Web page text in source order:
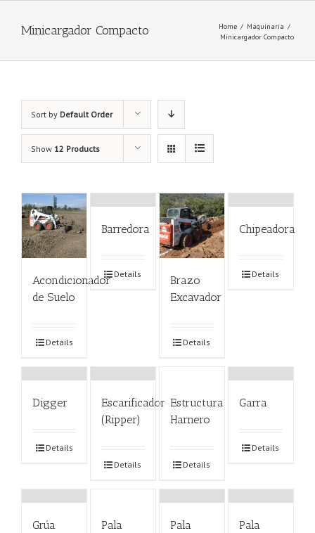
Minicargador Compacto Home / Maquinaria /
Minicargador Compacto
Sort by Default Order
Show 12 Products
Acondicionador
de Suelo
Details
Barredora
Details
Brazo
Excavador
Details
Chipeadora
Details
Digger
Details
Escarificador
(Ripper)
Details
Estructura
Harnero
Details
Garra
Details
Grúa
Pala
Pala
Pala